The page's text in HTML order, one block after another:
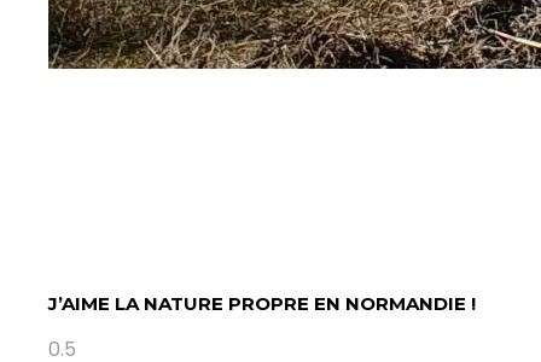
J’AIME LA NATURE PROPRE EN NORMANDIE !